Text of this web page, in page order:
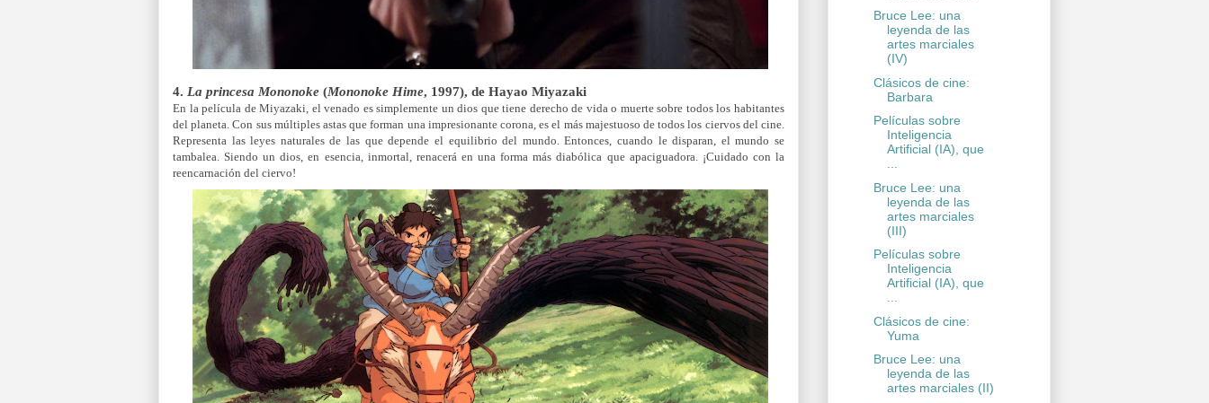
4. La princesa Mononoke (Mononoke Hime, 1997), de Hayao Miyazaki
En la película de Miyazaki, el venado es simplemente un dios que tiene derecho de vida o muerte sobre todos los habitantes
del planeta. Con sus múltiples astas que forman una impresionante corona, es el más majestuoso de todos los ciervos del cine.
Representa las leyes naturales de las que depende el equilibrio del mundo. Entonces, cuando le disparan, el mundo se
tambalea. Siendo un dios, en esencia, inmortal, renacerá en una forma más diabólica que apaciguadora. ¡Cuidado con la
reencarnación del ciervo!
Bruce Lee: una
leyenda de las
artes marciales
(IV)
Clásicos de cine:
Barbara
Películas sobre
Inteligencia
Artificial (IA), que
...
Bruce Lee: una
leyenda de las
artes marciales
(III)
Películas sobre
Inteligencia
Artificial (IA), que
...
Clásicos de cine:
Yuma
Bruce Lee: una
leyenda de las
artes marciales (II)